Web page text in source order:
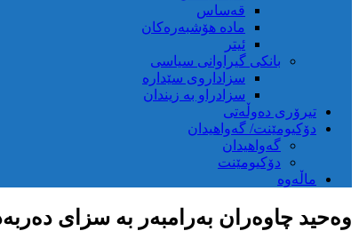
قەساس
مادە هۆشبەرەکان
ئیتر
بانکی گیراوانی سیاسی
سزاداروی سێدارە
سزادراو بە زیندان
تیرۆری دەوڵەتی
دۆکیومێنت/ گەواهیدان
گەواهیدان
دۆکیومێنت
ماڵەوە
وەحید چاوەران بەرامبەر بە سزای